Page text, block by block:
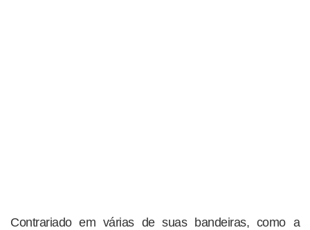
Contrariado em várias de suas bandeiras, como a